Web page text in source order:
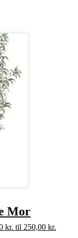
Mor
kr. til 250,00 kr.